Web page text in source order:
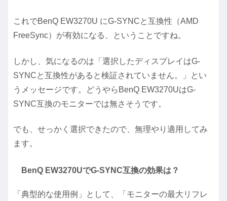
これでBenQ EW3270U にG-SYNCと互換性（AMD
FreeSync）が有効になる、ということですね。
しかし、気になるのは「選択したディスプレイはG-
SYNCと互換性があると検証されていません。」とい
うメッセージです。どうやらBenQ EW3270UはG-
SYNC互換のモニターでは無さそうです。
でも、せっかく選択できたので、無理やり適用してみ
ます。
BenQ EW3270UでG-SYNC互換の効果は？
「典型的な使用例」として、「モニターの最大リフレ